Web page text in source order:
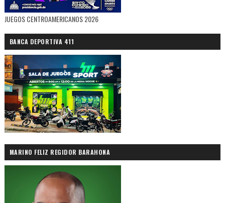
JUEGOS CENTROAMERICANOS 2026
BANCA DEPORTIVA 411
MARINO FELIZ REGIDOR BARAHONA